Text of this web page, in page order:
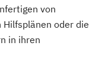
von
Hilfsplänen oder die
in ihren